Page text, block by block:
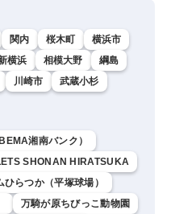
関内 桜木町
横浜市
横浜 相模大野
綱島
川崎市
武蔵小杉
湘南バンク）
SHONAN HIRATSUKA
らつか（平塚球場）
万騎が原ちびっこ動物園